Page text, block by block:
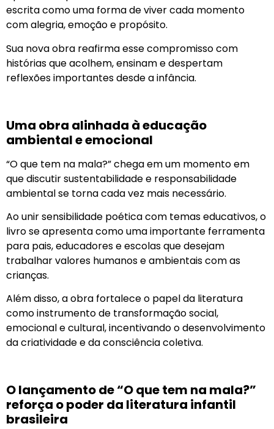
escrita como uma forma de viver cada momento
com alegria, emoção e propósito.
Sua nova obra reafirma esse compromisso com
histórias que acolhem, ensinam e despertam
reflexões importantes desde a infância.
Uma obra alinhada à educação
ambiental e emocional
“O que tem na mala?” chega em um momento em
que discutir sustentabilidade e responsabilidade
ambiental se torna cada vez mais necessário.
Ao unir sensibilidade poética com temas educativos, o
livro se apresenta como uma importante ferramenta
para pais, educadores e escolas que desejam
trabalhar valores humanos e ambientais com as
crianças.
Além disso, a obra fortalece o papel da literatura
como instrumento de transformação social,
emocional e cultural, incentivando o desenvolvimento
da criatividade e da consciência coletiva.
O lançamento de “O que tem na mala?”
reforça o poder da literatura infantil
brasileira